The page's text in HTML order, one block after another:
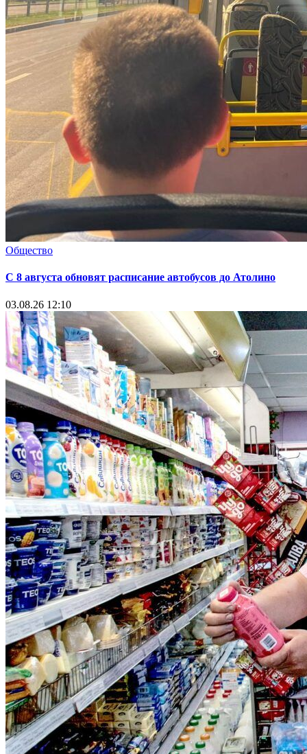
Общество
С 8 августа обновят расписание автобусов до Атолино
03.08.26 12:10